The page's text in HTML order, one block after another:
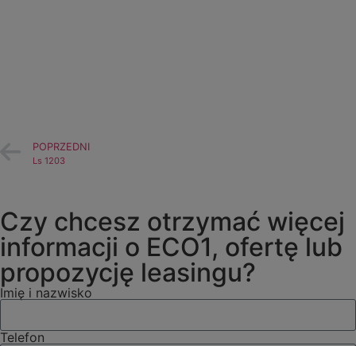
POPRZEDNI
Ls 1203
Czy chcesz otrzymać więcej
informacji o ECO1, ofertę lub
propozycję leasingu?
Imię i nazwisko
Telefon